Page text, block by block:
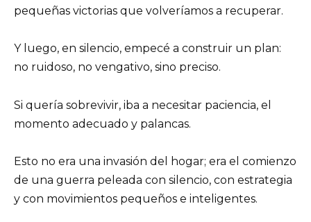
pequeñas victorias que volveríamos a recuperar.
Y luego, en silencio, empecé a construir un plan:
no ruidoso, no vengativo, sino preciso.
Si quería sobrevivir, iba a necesitar paciencia, el
momento adecuado y palancas.
Esto no era una invasión del hogar; era el comienzo
de una guerra peleada con silencio, con estrategia
y con movimientos pequeños e inteligentes.